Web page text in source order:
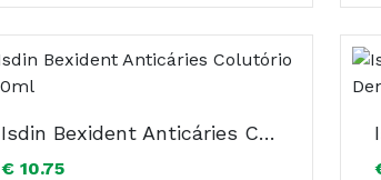
Isdin Bexident Anticáries Colutório 500ml
€ 10.75